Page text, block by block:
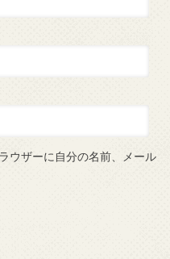
ウザーに自分の名前、メール